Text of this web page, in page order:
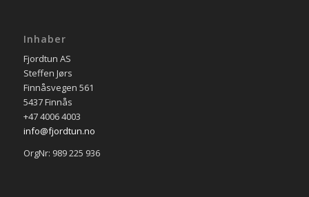
Inhaber
Fjordtun AS
Steffen Jørs
Finnåsvegen 561
5437 Finnås
+47 4006 4003
info@fjordtun.no
OrgNr: 989 225 936